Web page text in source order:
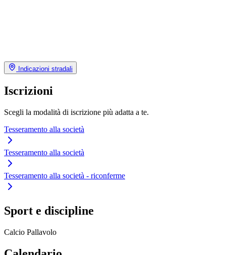
Indicazioni stradali
Iscrizioni
Scegli la modalità di iscrizione più adatta a te.
Tesseramento alla società
Tesseramento alla società
Tesseramento alla società - riconferme
Sport e discipline
Calcio Pallavolo